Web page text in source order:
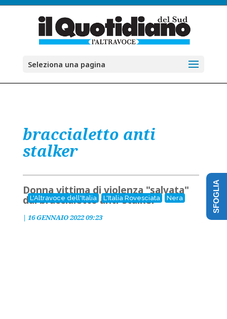
Seleziona una pagina
braccialetto anti
stalker
L'Altravoce dell'Italia L'Italia Rovesciata Nera
Donna vittima di violenza "salvata"
dal braccialetto anti-stalker
| 16 GENNAIO 2022 09:23
SFOGLIA